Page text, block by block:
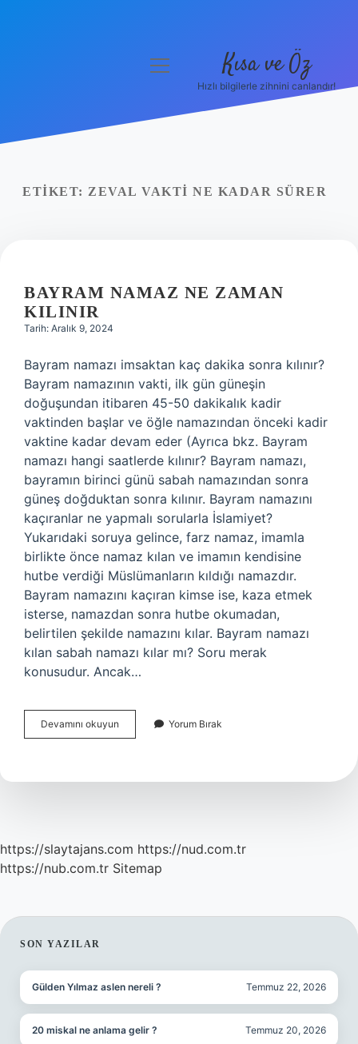
Yasal Uyarı
menüyü
Kısa ve Öz
Hızlı bilgilerle zihnini canlandır!
ETIKET: ZEVAL VAKTI NE KADAR SÜRER
BAYRAM NAMAZ NE ZAMAN
KILINIR
Tarih: Aralık 9, 2024
Bayram namazı imsaktan kaç dakika sonra kılınır?
Bayram namazının vakti, ilk gün güneşin
doğuşundan itibaren 45-50 dakikalık kadir
vaktinden başlar ve öğle namazından önceki kadir
vaktine kadar devam eder (Ayrıca bkz. Bayram
namazı hangi saatlerde kılınır? Bayram namazı,
bayramın birinci günü sabah namazından sonra
güneş doğduktan sonra kılınır. Bayram namazını
kaçıranlar ne yapmalı sorularla İslamiyet?
Yukarıdaki soruya gelince, farz namaz, imamla
birlikte önce namaz kılan ve imamın kendisine
hutbe verdiği Müslümanların kıldığı namazdır.
Bayram namazını kaçıran kimse ise, kaza etmek
isterse, namazdan sonra hutbe okumadan,
belirtilen şekilde namazını kılar. Bayram namazı
kılan sabah namazı kılar mı? Soru merak
konusudur. Ancak…
Devamını okuyun
Namaz
Kılınır
Yorum Bırak
https://slaytajans.com https://nud.com.tr
https://nub.com.tr Sitemap
SIDEBAR
SON YAZILAR
Gülden Yılmaz aslen nereli ? Temmuz 22, 2026
20 miskal ne anlama gelir ? Temmuz 20, 2026